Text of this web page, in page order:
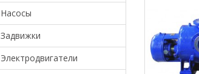
Насосы
Задвижки
Электродвигатели